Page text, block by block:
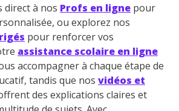
direct à nos Profs en ligne pour
ou explorez nos
pour renforcer vos
assistance scolaire en ligne
accompagner à chaque étape de
tandis que nos vidéos et
des explications claires et